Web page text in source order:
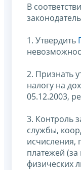
В
1. Утвердить
2. Признать
налогу на
05.12.2003,
3. Контроль
службы,
исчисления,
платежей
физических